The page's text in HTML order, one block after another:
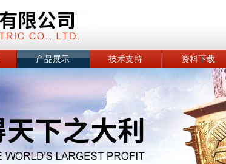
产品展示 技术支持 资料下载